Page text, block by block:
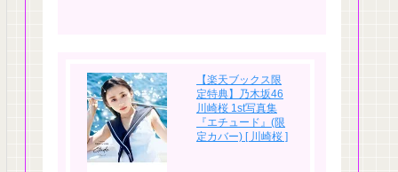
【楽天ブックス限
定特典】乃木坂46
川崎桜 1st写真集
『エチュード』(限
定カバー) [ 川崎桜 ]